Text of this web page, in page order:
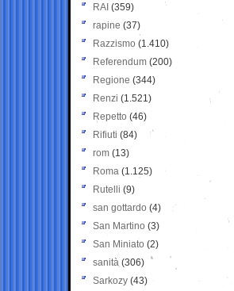
RAI (359)
rapine (37)
Razzismo (1.410)
Referendum (200)
Regione (344)
Renzi (1.521)
Repetto (46)
Rifiuti (84)
rom (13)
Roma (1.125)
Rutelli (9)
san gottardo (4)
San Martino (3)
San Miniato (2)
sanità (306)
Sarkozy (43)